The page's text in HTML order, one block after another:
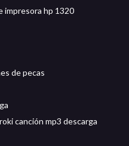
impresora hp 1320
de pecas
canción mp3 descarga